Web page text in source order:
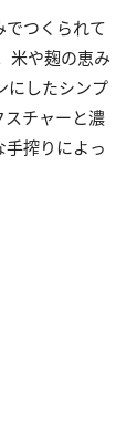
つくられて
米や麹の恵み
にしたシンプ
スチャーと濃
搾りによっ